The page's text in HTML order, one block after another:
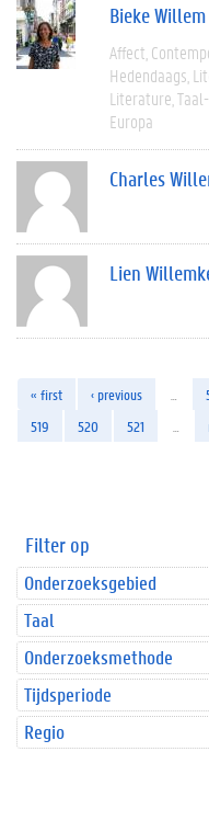
Bieke Willem
Affect
Hedendaags
Literature
Europa
Charles
Lien
« first ‹ previous
519
520 521
Filter op
Onderzoeksgebied
Taal
Onderzoeksmethode
Tijdsperiode
Regio